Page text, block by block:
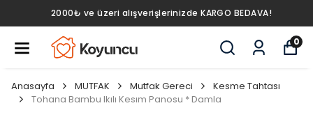
2000₺ ve üzeri alışverişlerinizde KARGO BEDAVA!
0
Anasayfa MUTFAK Mutfak Gereci
Kesme Tahtası
Tohana Bambu Ikılı Kesım Panosu * Damla